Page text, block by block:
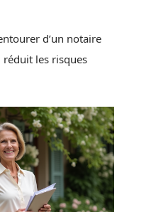
d’un notaire
réduit les risques